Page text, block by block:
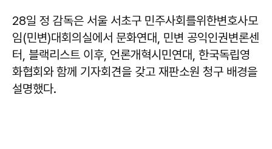
28일 정 감독은 서울 서초구 민주사회를위한변호사모
임(민변)대회의실에서 문화연대, 민변 공익인권변론센
터, 블랙리스트 이후, 언론개혁시민연대, 한국독립영
화협회와 함께 기자회견을 갖고 재판소원 청구 배경을
설명했다.